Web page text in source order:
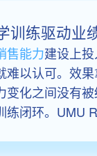
训练驱动业
售能力建设上
难以认可。效
变化之间没有
练闭环。UMU